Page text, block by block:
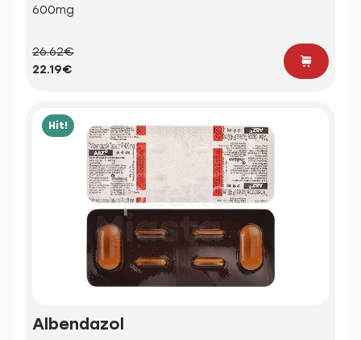
600mg
26.62€
22.19€
Hit!
Albendazol